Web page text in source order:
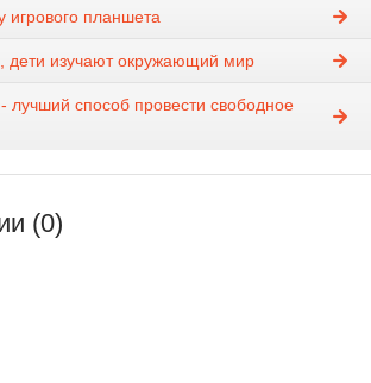
планшета
дети изучают окружающий мир
способ провести свободное
(0)